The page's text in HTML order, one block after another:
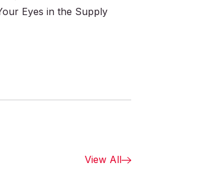
Eyes in the Supply
View All